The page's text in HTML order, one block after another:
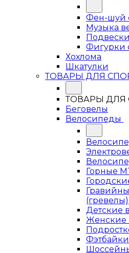
Фен-шуй
Музыка
Фигурки
Хохлома
Шкатулки
ТОВАРЫ ДЛЯ
ТОВАРЫ ДЛЯ
Беговелы
Велосипеды
Горные
(гревелы)
Детские
Женские
Фэтбайки